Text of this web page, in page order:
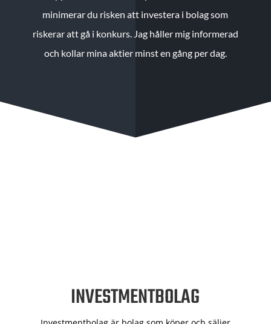
minimerar du risken att investera i bolag som
riskerar att gå i konkurs. Jag håller mig informerad
och kollar mina aktier minst en gång per dag.
INVESTMENTBOLAG